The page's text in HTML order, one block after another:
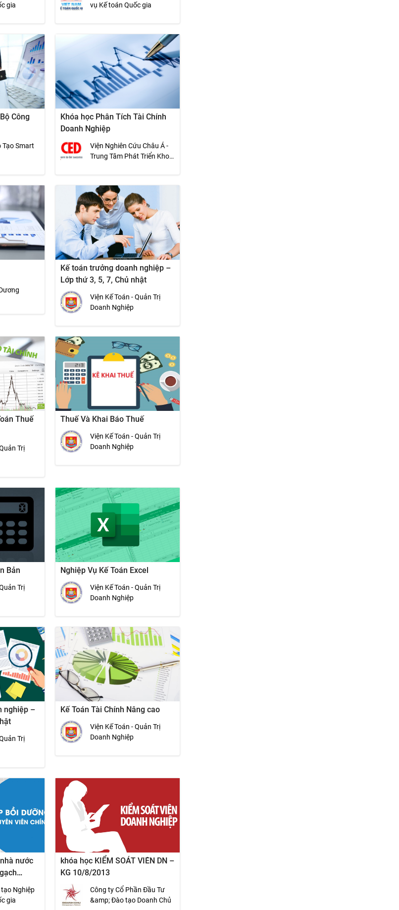
gia
vụ Kế toán Quốc gia
Công
Tạo Smart
Khóa học Phân Tích Tài Chính
Doanh Nghiệp
Viện Nghiên Cứu Châu Á -
Trung Tâm Phát Triển Khoa
Kế toán trưởng doanh nghiệp –
Lớp thứ 3, 5, 7, Chủ nhật
Viện Kế Toán - Quản Trị
Doanh Nghiệp
Thuế
Trị
Thuế Và Khai Báo Thuế
Viện Kế Toán - Quản Trị
Doanh Nghiệp
Bản
Trị
Nghiệp Vụ Kế Toán Excel
Viện Kế Toán - Quản Trị
Doanh Nghiệp
nghiệp –
Trị
Kế Toán Tài Chính Nâng cao
Viện Kế Toán - Quản Trị
Doanh Nghiệp
nước
Nghiệp
gia
khóa học KIỂM SOÁT VIÊN DN –
KG 10/8/2013
Công ty Cổ Phần Đầu Tư
&amp; Đào tạo Doanh Chủ